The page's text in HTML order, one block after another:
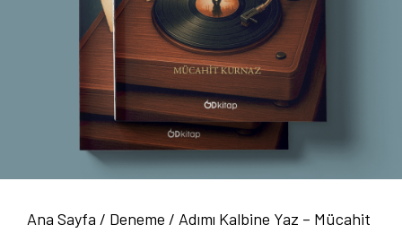
Ana Sayfa / Deneme / Adımı Kalbine Yaz – Mücahit